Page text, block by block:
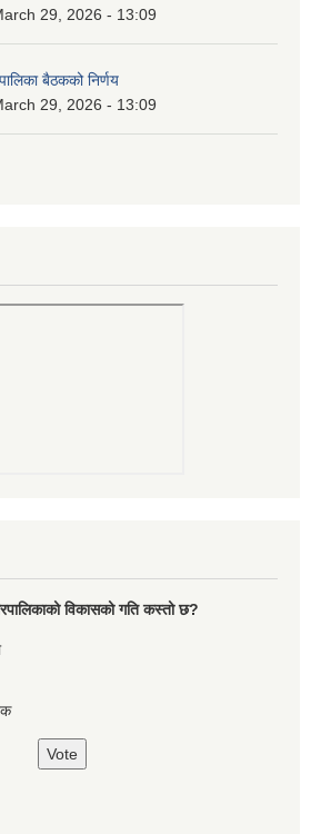
29, 2026 - 13:09
बैठकको निर्णय
29, 2026 - 13:09
विकासको गति कस्तो छ?